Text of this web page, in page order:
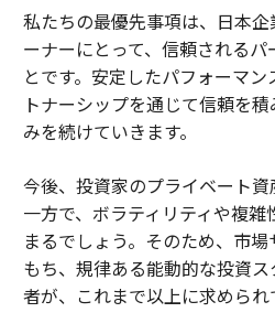
私たちの最優先事項は、日本
ーナーにとって、信頼される
とです。安定したパフォーマ
トナーシップを通じて信頼を
みを続けていきます。
今後、投資家のプライベート
一方で、ボラティリティや複
まるでしょう。そのため、市
もち、規律ある能動的な投資
者が、これまで以上に求められ